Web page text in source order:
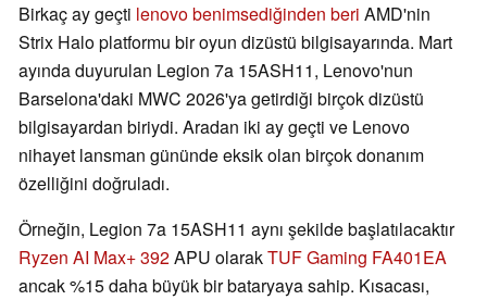
Birkaç ay geçti lenovo benimsediğinden beri AMD'nin
Strix Halo platformu bir oyun dizüstü bilgisayarında. Mart
ayında duyurulan Legion 7a 15ASH11, Lenovo'nun
Barselona'daki MWC 2026'ya getirdiği birçok dizüstü
bilgisayardan biriydi. Aradan iki ay geçti ve Lenovo
nihayet lansman gününde eksik olan birçok donanım
özelliğini doğruladı.
Örneğin, Legion 7a 15ASH11 aynı şekilde başlatılacaktır
Ryzen AI Max+ 392APU olarakTUF Gaming FA401EA
ancak %15 daha büyük bir bataryaya sahip. Kısacası,